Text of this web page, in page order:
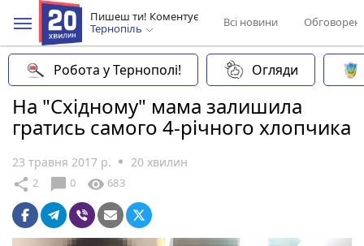
Пишеш ти! Коментує
Тернопіль
Всі новини
Робота у Тернополі! Огляди
На "Східному" мама залишила
гратись самого 4-річного хлопчика
23 травня 2017 р. 20 хвилин
share 2 chat_bubble 0 visibility 683